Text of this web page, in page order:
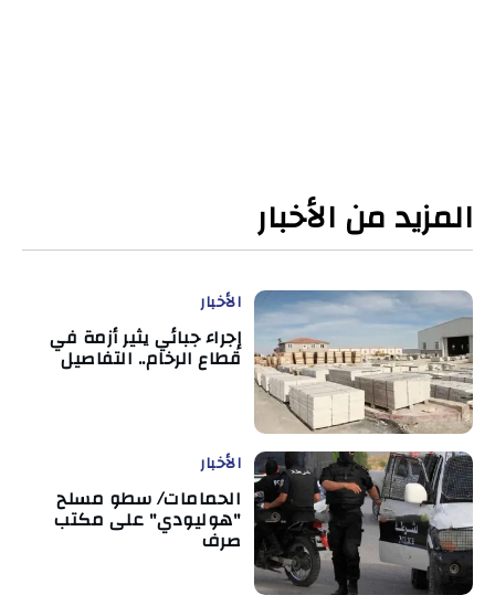
المزيد من الأخبار
الأخبار
إجراء جبائي يثير أزمة في
قطاع الرخام.. التفاصيل
الأخبار
الحمامات/ سطو مسلح
"هوليودي" على مكتب
صرف